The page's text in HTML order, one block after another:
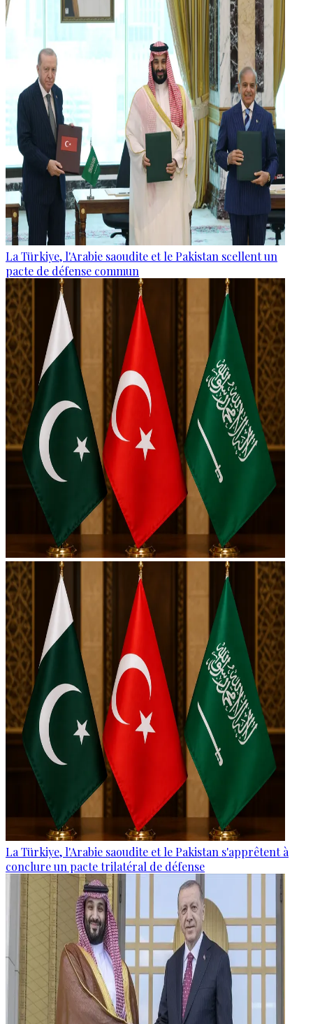
La Türkiye, l'Arabie saoudite et le Pakistan scellent un
pacte de défense commun
La Türkiye, l'Arabie saoudite et le Pakistan s'apprêtent à
conclure un pacte trilatéral de défense